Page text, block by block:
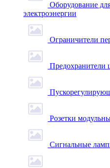
Оборудование
электроэнергии
Ограничители
Предохранители
Розетки
Сигнальные